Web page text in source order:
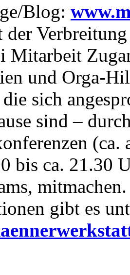
Blog:
der
Mitarbeit
und Orga-
sich
sind –
(ca.
bis ca. 21.30
gibt es